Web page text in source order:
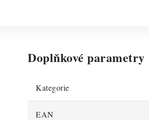
Doplňkové parametry
Kategorie
EAN